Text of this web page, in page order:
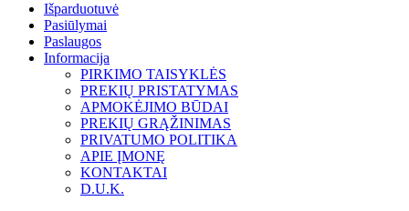
Išparduotuvė
Pasiūlymai
Paslaugos
Informacija
PIRKIMO TAISYKLĖS
PREKIŲ PRISTATYMAS
APMOKĖJIMO BŪDAI
PREKIŲ GRĄŽINIMAS
PRIVATUMO POLITIKA
APIE ĮMONĘ
KONTAKTAI
D.U.K.